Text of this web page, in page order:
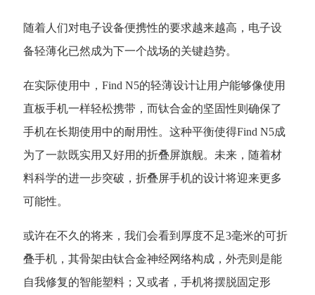
随着人们对电子设备便携性的要求越来越高，电子设
备轻薄化已然成为下一个战场的关键趋势。
在实际使用中，Find N5的轻薄设计让用户能够像使用
直板手机一样轻松携带，而钛合金的坚固性则确保了
手机在长期使用中的耐用性。这种平衡使得Find N5成
为了一款既实用又好用的折叠屏旗舰。未来，随着材
料科学的进一步突破，折叠屏手机的设计将迎来更多
可能性。
或许在不久的将来，我们会看到厚度不足3毫米的可折
叠手机，其骨架由钛合金神经网络构成，外壳则是能
自我修复的智能塑料；又或者，手机将摆脱固定形